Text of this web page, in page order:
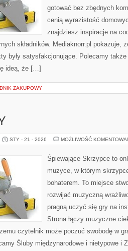
gotować bez zbędnych
cenią wyrazistość
znajdziesz inspiracje na
składników. Mediaknorr.pl pokazuje,
były satysfakcjonujące. Polecamy
ideą, że […]
ZAKUPOWY
STY - 21 - 2026 MOŻLIWOŚĆ
Śpiewające Skrzypce to
muzyce, w którym
bohaterem. To miejsce
rozwijać muzyczną
pragną uczyć się gry na
Strona łączy muzyczne
czytelnik może poczuć swobodę w
Śluby międzynarodowe i nietypowe i